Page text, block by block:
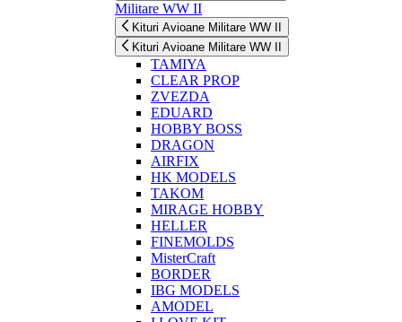
Militare WW II
Kituri Avioane Militare WW II
Kituri Avioane Militare WW II
TAMIYA
CLEAR PROP
ZVEZDA
EDUARD
HOBBY BOSS
DRAGON
AIRFIX
HK MODELS
TAKOM
MIRAGE HOBBY
HELLER
FINEMOLDS
MisterCraft
BORDER
IBG MODELS
AMODEL